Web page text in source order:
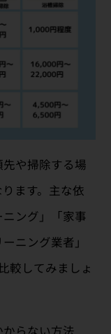
や掃除する場
ます。主な依
ング」「家事
ニング業者」
較してみましょ
らない方法